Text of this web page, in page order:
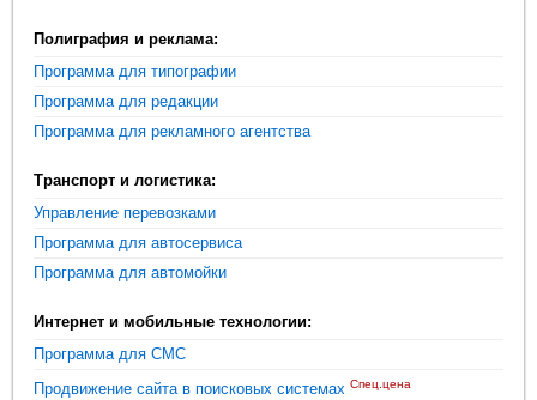
Полиграфия и реклама:
Программа для типографии
Программа для редакции
Программа для рекламного агентства
Транспорт и логистика:
Управление перевозками
Программа для автосервиса
Программа для автомойки
Интернет и мобильные технологии:
Программа для СМС
Продвижение сайта в поисковых системах Спец.цена